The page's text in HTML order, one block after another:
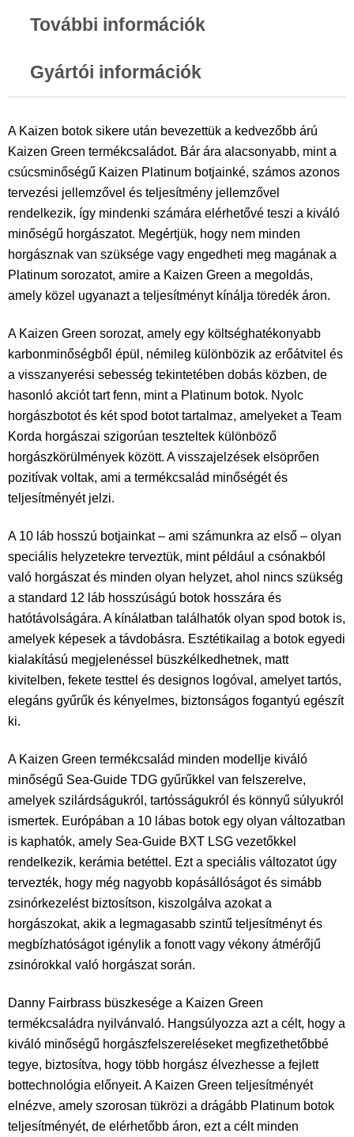
További információk
Gyártói információk
A Kaizen botok sikere után bevezettük a kedvezőbb árú
Kaizen Green termékcsaládot. Bár ára alacsonyabb, mint a
csúcsminőségű Kaizen Platinum botjainké, számos azonos
tervezési jellemzővel és teljesítmény jellemzővel
rendelkezik, így mindenki számára elérhetővé teszi a kiváló
minőségű horgászatot. Megértjük, hogy nem minden
horgásznak van szüksége vagy engedheti meg magának a
Platinum sorozatot, amire a Kaizen Green a megoldás,
amely közel ugyanazt a teljesítményt kínálja töredék áron.
A Kaizen Green sorozat, amely egy költséghatékonyabb
karbonminőségből épül, némileg különbözik az erőátvitel és
a visszanyerési sebesség tekintetében dobás közben, de
hasonló akciót tart fenn, mint a Platinum botok. Nyolc
horgászbotot és két spod botot tartalmaz, amelyeket a Team
Korda horgászai szigorúan teszteltek különböző
horgászkörülmények között. A visszajelzések elsöprően
pozitívak voltak, ami a termékcsalád minőségét és
teljesítményét jelzi.
A 10 láb hosszú botjainkat – ami számunkra az első – olyan
speciális helyzetekre terveztük, mint például a csónakból
való horgászat és minden olyan helyzet, ahol nincs szükség
a standard 12 láb hosszúságú botok hosszára és
hatótávolságára. A kínálatban találhatók olyan spod botok is,
amelyek képesek a távdobásra. Esztétikailag a botok egyedi
kialakítású megjelenéssel büszkélkedhetnek, matt
kivitelben, fekete testtel és designos logóval, amelyet tartós,
elegáns gyűrűk és kényelmes, biztonságos fogantyú egészít
ki.
A Kaizen Green termékcsalád minden modellje kiváló
minőségű Sea-Guide TDG gyűrűkkel van felszerelve,
amelyek szilárdságukról, tartósságukról és könnyű súlyukról
ismertek. Európában a 10 lábas botok egy olyan változatban
is kaphatók, amely Sea-Guide BXT LSG vezetőkkel
rendelkezik, kerámia betéttel. Ezt a speciális változatot úgy
tervezték, hogy még nagyobb kopásállóságot és simább
zsinórkezelést biztosítson, kiszolgálva azokat a
horgászokat, akik a legmagasabb szintű teljesítményt és
megbízhatóságot igénylik a fonott vagy vékony átmérőjű
zsinórokkal való horgászat során.
Danny Fairbrass büszkesége a Kaizen Green
termékcsaládra nyilvánvaló. Hangsúlyozza azt a célt, hogy a
kiváló minőségű horgászfelszereléseket megfizethetőbbé
tegye, biztosítva, hogy több horgász élvezhesse a fejlett
bottechnológia előnyeit. A Kaizen Green teljesítményét
elnézve, amely szorosan tükrözi a drágább Platinum botok
teljesítményét, de elérhetőbb áron, ezt a célt minden